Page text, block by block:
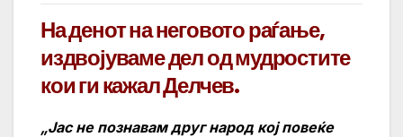
На денот на неговото раѓање,
издвојуваме дел од мудростите
кои ги кажал Делчев.
„Јас не познавам друг народ кој повеќе